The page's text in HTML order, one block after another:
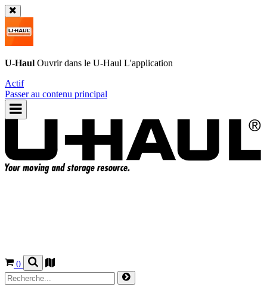
U-Haul Ouvrir dans le U-Haul L'application
Actif
Passer au contenu principal
0